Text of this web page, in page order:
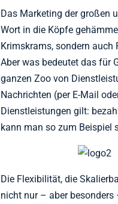
Das Marketing der großen
Wort in die Köpfe
Krimskrams, sondern
Aber was bedeutet das für
ganzen Zoo von
Nachrichten (per E-Mail
Dienstleistungen gilt:
kann man so zum Beispiel
Die Flexibilität, die
nicht nur – aber